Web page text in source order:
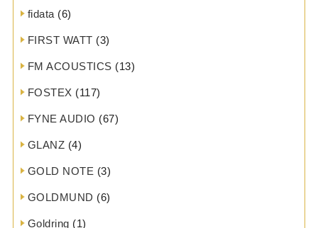
fidata (6)
FIRST WATT (3)
FM ACOUSTICS (13)
FOSTEX (117)
FYNE AUDIO (67)
GLANZ (4)
GOLD NOTE (3)
GOLDMUND (6)
Goldring (1)